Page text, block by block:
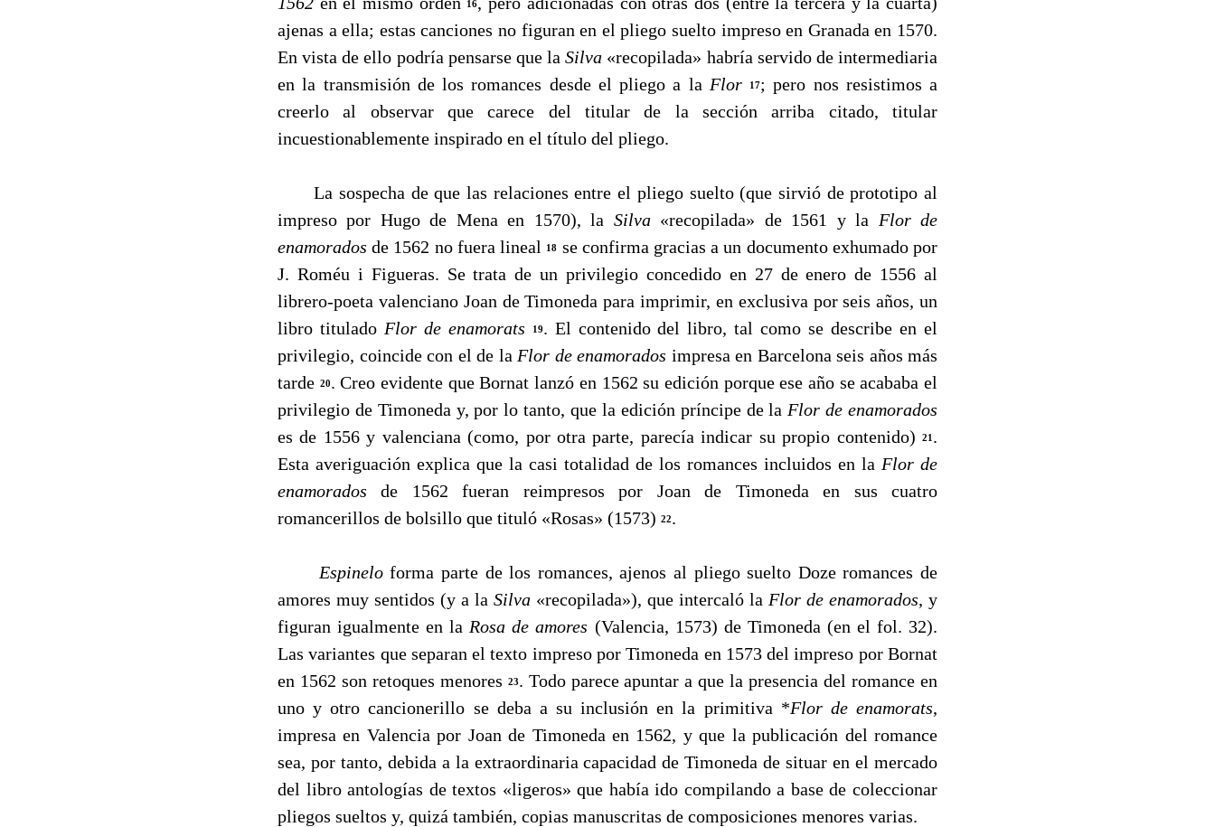
16
ajenas a ella; estas canciones no figuran en el pliego suelto impreso en Granada en 1570.
En vista de ello podría pensarse que laSilva «recopilada» habría servido de intermediaria
en la transmisión de los romances desde el pliego a la Flor 17; pero nos resistimos a
creerlo al observar que carece del titular de la sección arriba citado, titular
incuestionablemente inspirado en el título del pliego.
La sospecha de que las relaciones entre el pliego suelto (que sirvió de prototipo al
impreso por Hugo de Mena en 1570), la Silva«recopilada» de 1561 y la Flor de
enamorados de 1562 no fuera lineal 18 se confirma gracias a un documento exhumado por
J. Roméu i Figueras. Se trata de un privilegio concedido en 27 de enero de 1556 al
librero-poeta valenciano Joan de Timoneda para imprimir, en exclusiva por seis años, un
libro titulado Flor de enamorats 19. El contenido del libro, tal como se describe en el
privilegio, coincide con el de la Flor de enamorados impresa en Barcelona seis años más
tarde 20. Creo evidente que Bornat lanzó en 1562 su edición porque ese año se acababa el
privilegio de Timoneda y, por lo tanto, que la edición príncipe de la Flor de enamorados
es de 1556 y valenciana (como, por otra parte, parecía indicar su propio contenido)
21 .
Esta averiguación explica que la casi totalidad de los romances incluidos en la Flor de
enamorados de 1562 fueran reimpresos por Joan de Timoneda en sus cuatro
romancerillos de bolsillo que tituló «Rosas» (1573) 22.
Espineloforma parte de los romances, ajenos al pliego suelto Doze romances de
amores muy sentidos (y a la Silva «recopilada»), que intercaló la Flor de enamorados, y
figuran igualmente en la Rosa de amores (Valencia, 1573) de Timoneda (en el fol. 32).
Las variantes que separan el texto impreso por Timoneda en 1573 del impreso por Bornat
en 1562 son retoques menores 23. Todo parece apuntar a que la presencia del romance en
uno y otro cancionerillo se deba a su inclusión en la primitiva *Flor de enamorats,
impresa en Valencia por Joan de Timoneda en 1562, y que la publicación del romance
sea, por tanto, debida a la extraordinaria capacidad de Timoneda de situar en el mercado
del libro antologías de textos «ligeros» que había ido compilando a base de coleccionar
pliegos sueltos y, quizá también, copias manuscritas de composiciones menores varias.